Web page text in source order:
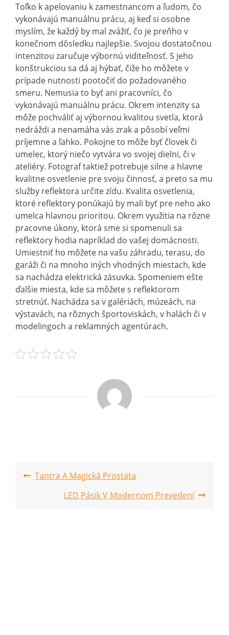
Toľko k apelovaniu k zamestnancom a ľudom, čo
vykonávajú manuálnu prácu, aj keď si osobne
myslím, že každý by mal zvážiť, čo je preňho v
konečnom dôsledku najlepšie. Svojou dostatočnou
intenzitou zaručuje výbornú viditeľnosť. S jeho
konštrukciou sa dá aj hýbať, čiže ho môžete v
prípade nutnosti pootočiť do požadovaného
smeru. Nemusia to byť ani pracovníci, čo
vykonávajú manuálnu prácu. Okrem intenzity sa
môže pochváliť aj výbornou kvalitou svetla, ktorá
nedráždi a nenamáha vás zrak a pôsobí veľmi
príjemne a ľahko. Pokojne to môže byť človek či
umelec, ktorý niečo vytvára vo svojej dielni, či v
ateliéry. Fotograf taktiež potrebuje silne a hlavne
kvalitne osvetlenie pre svoju činnosť, a preto sa mu
služby reflektora určite zídu. Kvalita osvetlenia,
ktoré reflektory ponúkajú by mali byť pre neho ako
umelca hlavnou prioritou. Okrem využitia na rôzne
pracovne úkony, ktorá sme si spomenuli sa
reflektory hodia napríklad do vašej domácnosti.
Umiestniť ho môžete na vašu záhradu, terasu, do
garáži či na mnoho iných vhodných miestach, kde
sa nachádza elektrická zásuvka. Spomeniem ešte
ďalšie miesta, kde sa môžete s reflektorom
stretnúť. Nachádza sa v galériách, múzeách, na
výstavách, na rôznych športoviskách, v halách či v
modelingoch a reklamných agentúrach.
Post
navigation
Tantra A Magická Prostata
LED Pásik V Modernom Prevedení